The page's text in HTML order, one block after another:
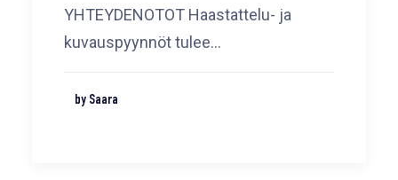
YHTEYDENOTOT Haastattelu- ja
kuvauspyynnöt tulee…
by Saara